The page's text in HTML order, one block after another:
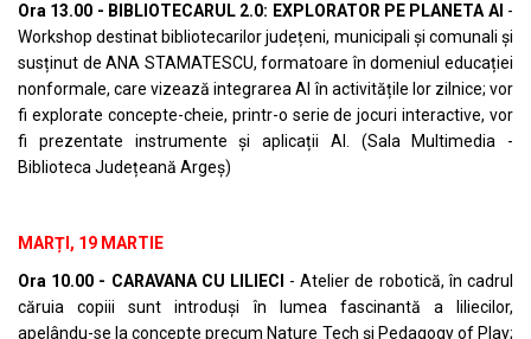
Ora 13.00 - BIBLIOTECARUL 2.0: EXPLORATOR PE PLANETA AI -
Workshop destinat bibliotecarilor județeni, municipali și comunali și
susținut de ANA STAMATESCU, formatoare în domeniul educației
nonformale, care vizează integrarea AI în activitățile lor zilnice; vor
fi explorate concepte-cheie, printr-o serie de jocuri interactive, vor
fi prezentate instrumente și aplicații AI. (Sala Multimedia -
Biblioteca Județeană Argeș)
MARȚI, 19 MARTIE
Ora 10.00 - CARAVANA CU LILIECI
- Atelier de robotică, în cadrul
căruia copiii sunt introduși în lumea fascinantă a liliecilor,
apelându-se la concepte precum Nature Tech și Pedagogy of Play;